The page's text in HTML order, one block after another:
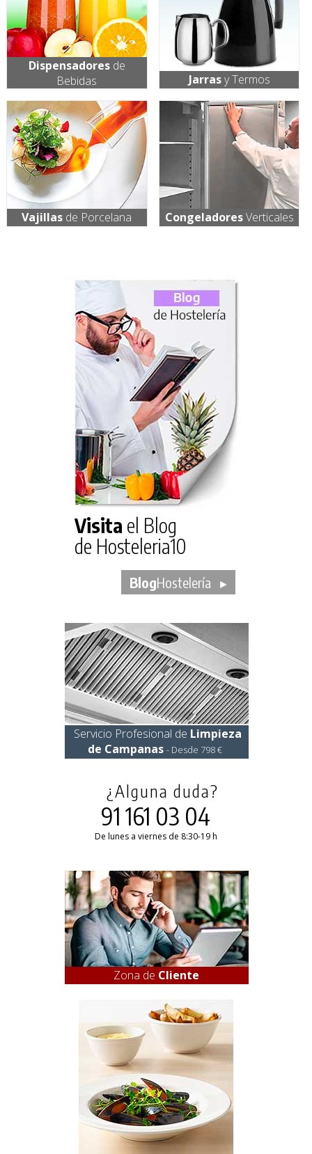
Dispensadoresde
Bebidas
Jarrasy Termos
Vajillas de Porcelana CongeladoresVerticales
Visita el Blog
de Hosteleria10
BlogHostelería ►
Servicio Profesional de Limpieza
de Campanas - Desde 798 €
¿Alguna duda?
91 161 03 04
De lunes a viernes de 8:30-19 h
Zona de Cliente